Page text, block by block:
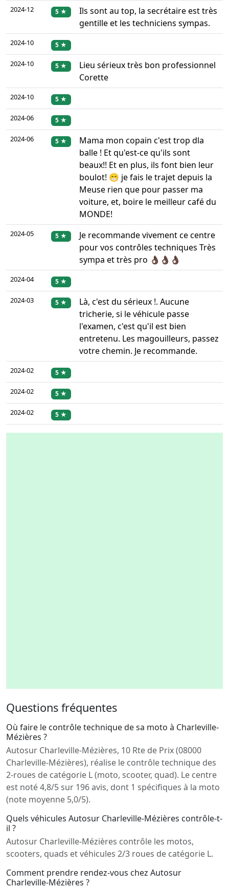
2024-12 5 ★
Ils sont au top, la secrétaire est très
gentille et les techniciens sympas.
2024-10 5 ★
2024-10 5 ★
Lieu sérieux très bon professionnel
Corette
2024-10 5 ★
2024-06 5 ★
2024-06 5 ★
Mama mon copain c'est trop dla
balle ! Et qu'est-ce qu'ils sont
beaux!! Et en plus, ils font bien leur
boulot! 😁 je fais le trajet depuis la
Meuse rien que pour passer ma
voiture, et, boire le meilleur café du
MONDE!
2024-05 5 ★
Je recommande vivement ce centre
pour vos contrôles techniques Très
sympa et très pro 👌🏿👌🏿👌🏿
2024-04 5 ★
2024-03 5 ★
Là, c'est du sérieux !. Aucune
tricherie, si le véhicule passe
l'examen, c'est qu'il est bien
entretenu. Les magouilleurs, passez
votre chemin. Je recommande.
2024-02 5 ★
2024-02 5 ★
2024-02 5 ★
Questions fréquentes
Où faire le contrôle technique de sa moto à Charleville-
Mézières ?
Autosur Charleville-Mézières, 10 Rte de Prix (08000
Charleville-Mézières), réalise le contrôle technique des
2-roues de catégorie L (moto, scooter, quad). Le centre
est noté 4,8/5 sur 196 avis, dont 1 spécifiques à la moto
(note moyenne 5,0/5).
Quels véhicules Autosur Charleville-Mézières contrôle-t-
il ?
Autosur Charleville-Mézières contrôle les motos,
scooters, quads et véhicules 2/3 roues de catégorie L.
Comment prendre rendez-vous chez Autosur
Charleville-Mézières ?